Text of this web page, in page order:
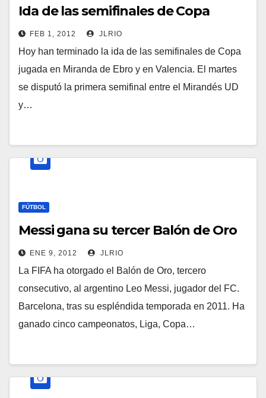
Ida de las semifinales de Copa
FEB 1, 2012 JLRIO
Hoy han terminado la ida de las semifinales de Copa
jugada en Miranda de Ebro y en Valencia. El martes
se disputó la primera semifinal entre el Mirandés UD
y…
FÚTBOL
Messi gana su tercer Balón de Oro
ENE 9, 2012 JLRIO
La FIFA ha otorgado el Balón de Oro, tercero
consecutivo, al argentino Leo Messi, jugador del FC.
Barcelona, tras su espléndida temporada en 2011. Ha
ganado cinco campeonatos, Liga, Copa…